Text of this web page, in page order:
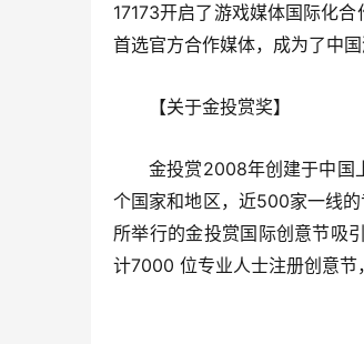
17173开启了游戏媒体国际化
首选官方合作媒体，成为了中
【关于金投赏奖】
金投赏2008年创建于中国
个国家和地区，近500家一线
所举行的金投赏国际创意节吸
计7000 位专业人士注册创意节